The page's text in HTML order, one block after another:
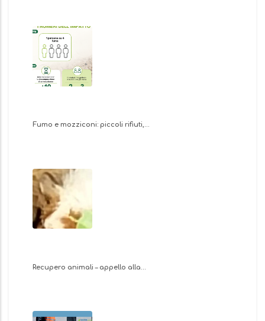
Fumo e mozziconi: piccoli rifiuti,…
Recupero animali – appello alla…